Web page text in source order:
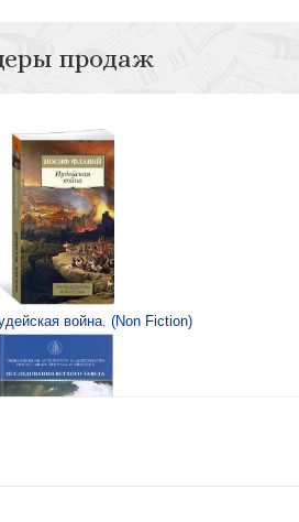
продаж
война. (Non Fiction)